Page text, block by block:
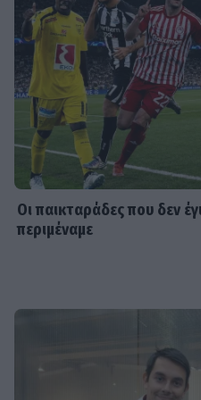
SHOWBIZ
Ξέσπασε η Ναταλί
ενοχλητικοί μπορείτε να
SHOWBIZ
Τροχαίο ατύχημα για τον
Η εντυπωσιακή πόζα της
Καινούργιου με μαγιό και το
Οι παικταράδες που δεν
περιμέναμε